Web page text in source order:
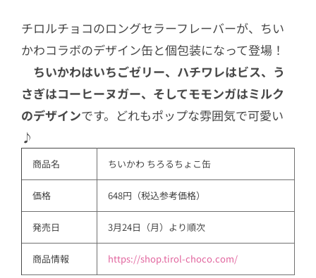
チロルチョコのロングセラーフレーバーが、ちい
かわコラボのデザイン缶と個包装になって登場！
ちいかわはいちごゼリー、ハチワレはビス、う
さぎはコーヒーヌガー、そしてモモンガはミルク
のデザインです。どれもポップな雰囲気で可愛い
♪
商品名 ちいかわ ちろるちょこ缶
価格 648円（税込参考価格）
発売日 3月24日（月）より順次
商品情報 https://shop.tirol-choco.com/